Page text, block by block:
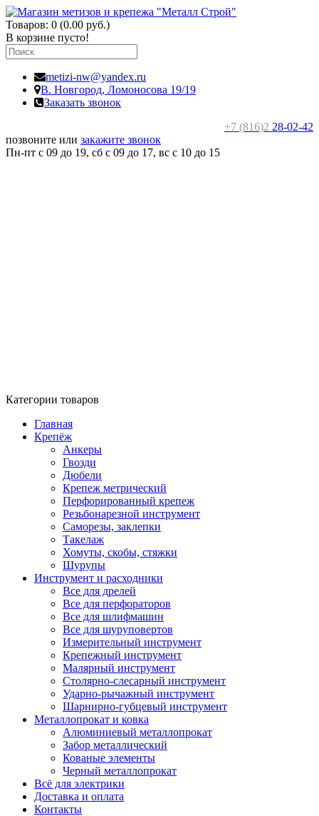
Товаров: 0 (0.00 руб.)
В корзине пусто!
metizi-nw@yandex.ru
В. Новгород, Ломоносова 19/19
Заказать звонок
+7 (816)2 28-02-42
позвоните или закажите звонок
Пн-пт с 09 до 19, сб с 09 до 17, вс c 10 до 15
Категории товаров
Главная
Крепёж
Анкеры
Гвозди
Дюбели
Крепеж метрический
Перфорированный крепеж
Резьбонарезной инструмент
Саморезы, заклепки
Такелаж
Хомуты, скобы, стяжки
Шурупы
Инструмент и расходники
Все для дрелей
Все для перфораторов
Все для шлифмашин
Все для шуруповертов
Измерительный инструмент
Крепежный инструмент
Малярный инструмент
Столярно-слесарный инструмент
Ударно-рычажный инструмент
Шарнирно-губцевый инструмент
Металлопрокат и ковка
Алюминиевый металлопрокат
Забор металлический
Кованые элементы
Черный металлопрокат
Всё для электрики
Доставка и оплата
Контакты